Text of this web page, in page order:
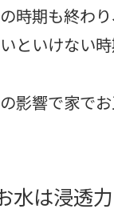
時期も終わり
といけない
影響で家で
水は浸透